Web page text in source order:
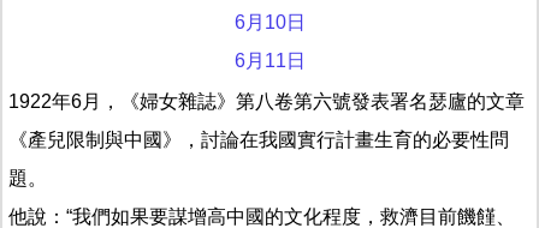
6月10日
6月11日
1922年6月，《婦女雜誌》第八卷第六號發表署名瑟廬的文章
《產兒限制與中國》，討論在我國實行計畫生育的必要性問
題。
他說：“我們如果要謀增高中國的文化程度，救濟目前饑饉、